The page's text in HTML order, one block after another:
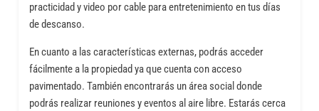
practicidad y video por cable para entretenimiento en tus días
de descanso.
En cuanto a las características externas, podrás acceder
fácilmente a la propiedad ya que cuenta con acceso
pavimentado. También encontrarás un área social donde
podrás realizar reuniones y eventos al aire libre. Estarás cerca